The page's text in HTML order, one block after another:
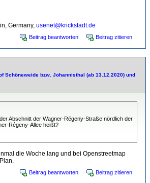
Germany, usenet@krickstadt.de
Beitrag beantworten Beitrag zitieren
Schöneweide bzw. Johannisthal (ab 13.12.2020) und
Abschnitt der Wagner-Régeny-Straße nördlich der
Régeny-Allee heißt?
die Woche lang und bei Openstreetmap
Beitrag beantworten Beitrag zitieren